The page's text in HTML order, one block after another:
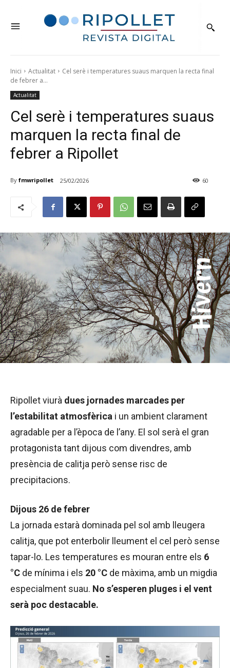
Inici Actualitat
Cel serè i temperatures suaus marquen la recta final
de febrer a...
Actualitat
Cel serè i temperatures suaus
marquen la recta final de
febrer a Ripollet
By fmwripollet 25/02/2026 60
Ripollet viurà dues jornades marcades per
l’estabilitat atmosfèrica i un ambient clarament
agradable per a l’època de l’any. El sol serà el gran
protagonista tant dijous com divendres, amb
presència de calitja però sense risc de
precipitacions.
Dijous 26 de febrer
La jornada estarà dominada pel sol amb lleugera
calitja, que pot enterbolir lleument el cel però sense
tapar-lo. Les temperatures es mouran entre els 6
°C de mínima i els 20 °C de màxima, amb un migdia
especialment suau. No s’esperen pluges i el vent
serà poc destacable.